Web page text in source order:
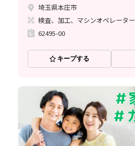
埼玉県本庄市
検査、加工、マシンオペレーター
62495-00
キープする